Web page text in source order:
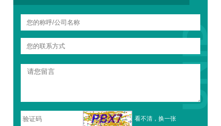
看不清，换一张